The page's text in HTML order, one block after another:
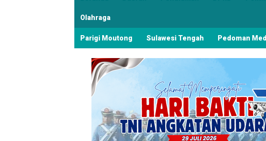
Olahraga
Parigi Moutong Sulawesi Tengah Pedoman